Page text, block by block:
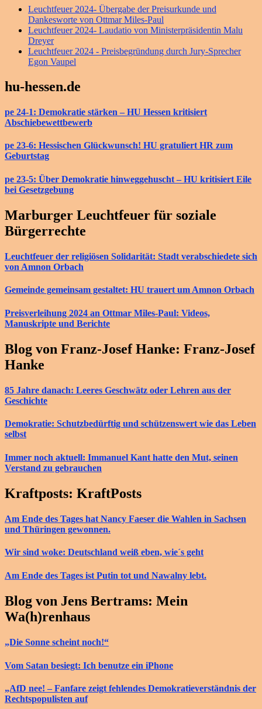
Leuchtfeuer 2024- Übergabe der Preisurkunde und
Dankesworte von Ottmar Miles-Paul
Leuchtfeuer 2024- Laudatio von Ministerpräsidentin Malu
Dreyer
Leuchtfeuer 2024 - Preisbegründung durch Jury-Sprecher
Egon Vaupel
hu-hessen.de
pe 24-1: Demokratie stärken – HU Hessen kritisiert
Abschiebewettbewerb
pe 23-6: Hessischen Glückwunsch! HU gratuliert HR zum
Geburtstag
pe 23-5: Über Demokratie hinweggehuscht – HU kritisiert Eile
bei Gesetzgebung
Marburger Leuchtfeuer für soziale
Bürgerrechte
Leuchtfeuer der religiösen Solidarität: Stadt verabschiedete sich
von Amnon Orbach
Gemeinde gemeinsam gestaltet: HU trauert um Amnon Orbach
Preisverleihung 2024 an Ottmar Miles-Paul: Videos,
Manuskripte und Berichte
Blog von Franz-Josef Hanke: Franz-Josef
Hanke
85 Jahre danach: Leeres Geschwätz oder Lehren aus der
Geschichte
Demokratie: Schutzbedürftig und schützenswert wie das Leben
selbst
Immer noch aktuell: Immanuel Kant hatte den Mut, seinen
Verstand zu gebrauchen
Kraftposts: KraftPosts
Am Ende des Tages hat Nancy Faeser die Wahlen in Sachsen
und Thüringen gewonnen.
Wir sind woke: Deutschland weiß eben, wie´s geht
Am Ende des Tages ist Putin tot und Nawalny lebt.
Blog von Jens Bertrams: Mein
Wa(h)renhaus
„Die Sonne scheint noch!“
Vom Satan besiegt: Ich benutze ein iPhone
„AfD nee! – Fanfare zeigt fehlendes Demokratieverständnis der
Rechtspopulisten auf